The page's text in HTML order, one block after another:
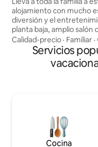
alojamiento con mucho
diversión y el
planta baja, amplio salón
mesa de comedor y sala
con bañera de ducha/
y un dormitorio doble
(160x200) y WC privado.
gran baño con ducha y
grande, un lavadero con
Calidad-precio · Familiar ·
Servicios
Cocina